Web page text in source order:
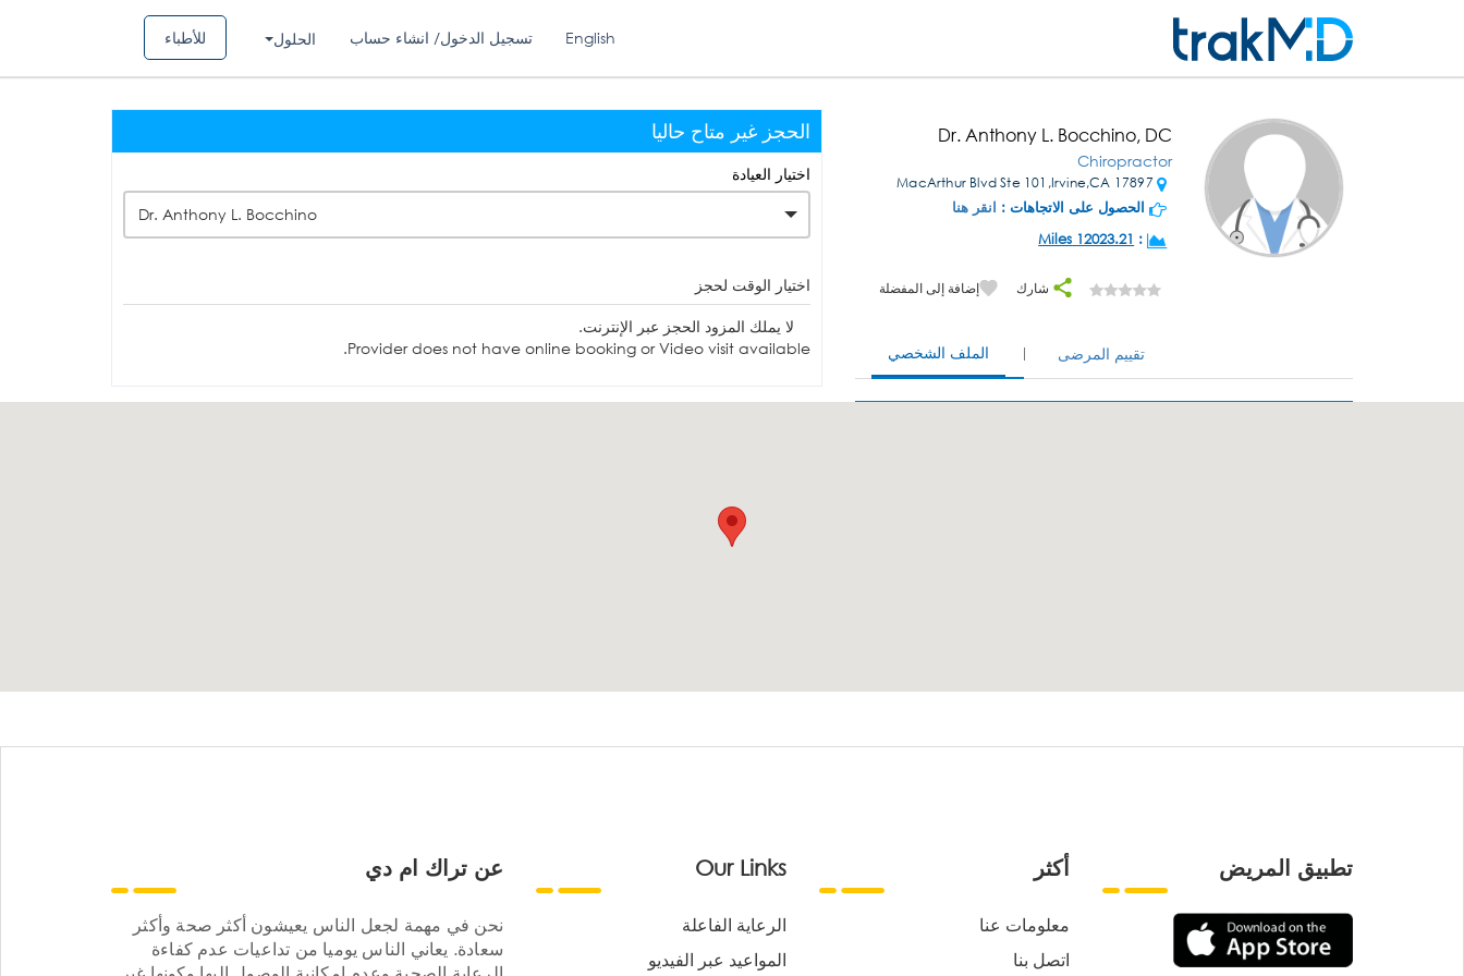
للأطباء الحلول تسجيل الدخول/ انشاء حساب English
Dr. Anthony L. Bocchino, DC
Chiropractor
17897 MacArthur Blvd Ste 101,Irvine,CA
الحصول على الاتجاهات : انقر هنا
:
12023.21 Miles
شارك إضافة إلى المفضلة
الملف الشخصي تقييم المرضى
الحجز غير متاح حاليا
اختيار العيادة
Dr. Anthony L. Bocchino
اختيار الوقت لحجز
لا يملك المزود الحجز عبر الإنترنت.
Provider does not have online booking or Video visit available.
عن تراك ام دي
نحن في مهمة لجعل الناس يعيشون أكثر صحة وأكثر
سعادة. يعاني الناس يوميا من تداعيات عدم كفاءة
Our Links
الرعاية الفاعلة
المواعيد عبر الفيديو
أكثر
معلومات عنا
اتصل بنا
تطبيق المريض